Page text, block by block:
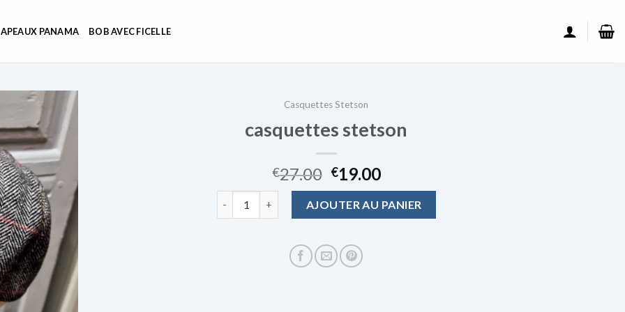
PANAMA BOB AVEC FICELLE
Casquettes Stetson
casquettes stetson
€27.00 €19.00
AJOUTER AU PANIER